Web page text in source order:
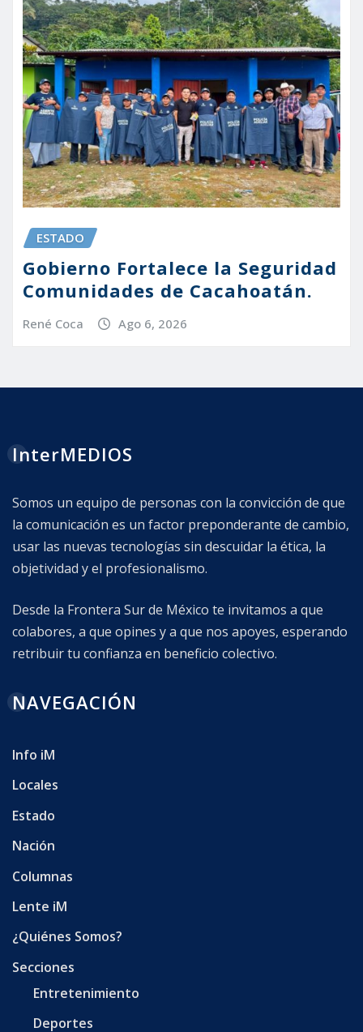
ESTADO
Gobierno Fortalece la Seguridad
Comunidades de Cacahoatán.
René Coca Ago 6, 2026
InterMEDIOS
Somos un equipo de personas con la convicción de que
la comunicación es un factor preponderante de cambio,
usar las nuevas tecnologías sin descuidar la ética, la
objetividad y el profesionalismo.
Desde la Frontera Sur de México te invitamos a que
colabores, a que opines y a que nos apoyes, esperando
retribuir tu confianza en beneficio colectivo.
NAVEGACIÓN
Info iM
Locales
Estado
Nación
Columnas
Lente iM
¿Quiénes Somos?
Secciones
Entretenimiento
Deportes